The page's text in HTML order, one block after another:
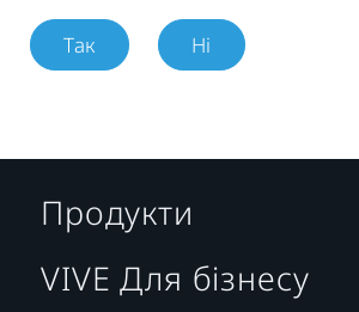
Так Ні
Продукти
VIVE Для бізнесу